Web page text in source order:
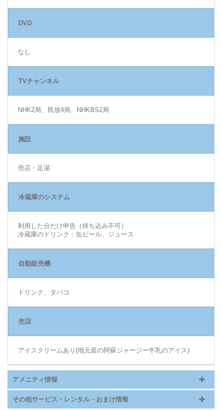
DVD
なし
TVチャンネル
NHK2局、民放4局、NHKBS2局
施設
売店・足湯
冷蔵庫のシステム
利用した分だけ申告（持ち込み不可）
冷蔵庫のドリンク：缶ビール、ジュース
自動販売機
ドリンク、タバコ
売店
アイスクリームあり(地元産の阿蘇ジャージー牛乳のアイス)
アメニティ情報
その他サービス・レンタル・おまけ情報